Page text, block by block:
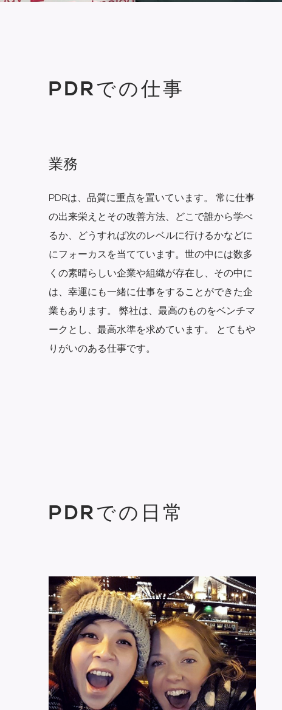
PDRでの仕事
業務
PDRは、品質に重点を置いています。 常に仕事
の出来栄えとその改善方法、どこで誰から学べ
るか、どうすれば次のレベルに行けるかなどに
にフォーカスを当てています。世の中には数多
くの素晴らしい企業や組織が存在し、その中に
は、幸運にも一緒に仕事をすることができた企
業もあります。 弊社は、最高のものをベンチマ
ークとし、最高水準を求めています。 とてもや
りがいのある仕事です。
PDRでの日常